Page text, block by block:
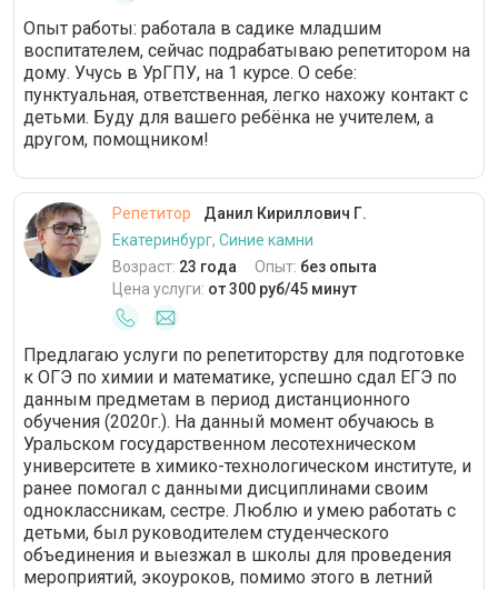
Опыт работы: работала в садике младшим
воспитателем, сейчас подрабатываю репетитором на
дому. Учусь в УрГПУ, на 1 курсе. О себе:
пунктуальная, ответственная, легко нахожу контакт с
детьми. Буду для вашего ребёнка не учителем, а
другом, помощником!
Репетитор
Данил Кириллович Г.
Екатеринбург, Синие камни
Возраст: 23 года Опыт: без опыта
Цена услуги: от 300 руб/45 минут
Предлагаю услуги по репетиторству для подготовке
к ОГЭ по химии и математике, успешно сдал ЕГЭ по
данным предметам в период дистанционного
обучения (2020г.). На данный момент обучаюсь в
Уральском государственном лесотехническом
университете в химико-технологическом институте, и
ранее помогал с данными дисциплинами своим
одноклассникам, сестре. Люблю и умею работать с
детьми, был руководителем студенческого
объединения и выезжал в школы для проведения
мероприятий, экоуроков, помимо этого в летний